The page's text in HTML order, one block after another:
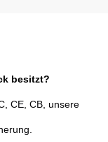
besitzt?
CE, CB, unsere